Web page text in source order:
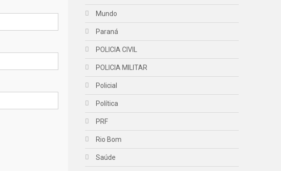
Mundo
Paraná
POLICIA CIVIL
POLICIA MILITAR
Policial
Política
PRF
Rio Bom
Saúde